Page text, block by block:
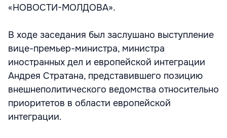
«НОВОСТИ-МОЛДОВА».
В ходе заседания был заслушано выступление
вице-премьер-министра, министра
иностранных дел и европейской интеграции
Андрея Стратана, представившего позицию
внешнеполитического ведомства относительно
приоритетов в области европейской
интеграции.